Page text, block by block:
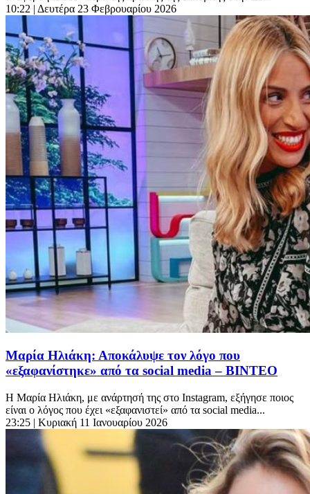
10:22 | Δευτέρα 23 Φεβρουαρίου 2026
Μαρία Ηλιάκη: Αποκάλυψε τον λόγο που
«εξαφανίστηκε» από τα social media – ΒΙΝΤΕΟ
Η Μαρία Ηλιάκη, με ανάρτησή της στο Instagram, εξήγησε ποιος
είναι ο λόγος που έχει «εξαφανιστεί» από τα social media...
23:25 | Κυριακή 11 Ιανουαρίου 2026